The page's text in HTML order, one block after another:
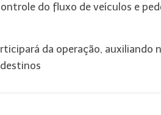
do fluxo de veículos e
da operação,